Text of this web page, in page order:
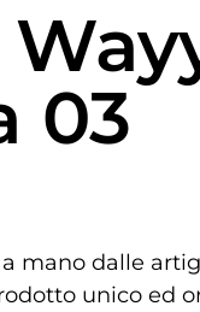
03
mano dalle
unico ed